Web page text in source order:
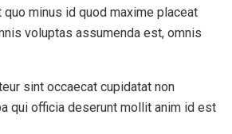
minus id quod maxime placeat
voluptas assumenda est, omnis
sint occaecat cupidatat non
qui officia deserunt mollit anim id est